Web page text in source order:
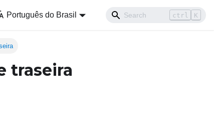
Português do Brasil ctrl K
traseira